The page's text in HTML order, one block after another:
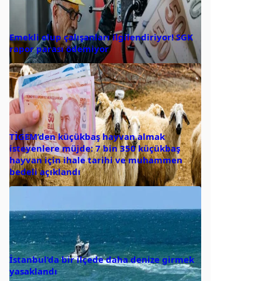
Emekli olup çalışanları ilgilendiriyor! SGK
rapor parası ödemiyor
TİGEM’den küçükbaş hayvan almak
isteyenlere müjde: 7 bin 350 küçükbaş
hayvan için ihale tarihi ve muhammen
bedeli açıklandı
İstanbul’da bir ilçede daha denize girmek
yasaklandı